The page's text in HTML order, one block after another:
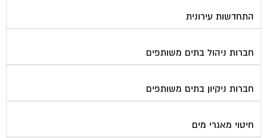
התחדשות עירונית
חברות ניהול בתים משותפים
חברות ניקיון בתים משותפים
חיטוי מאגרי מים